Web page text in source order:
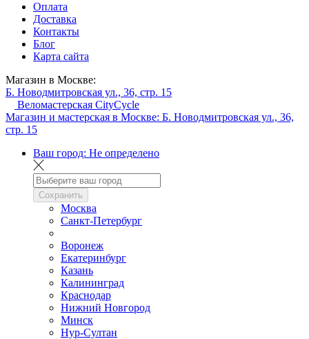
Оплата
Доставка
Контакты
Блог
Карта сайта
Магазин в Москве:
Б. Новодмитровская ул., 36, стр. 15
Веломастерская CityCycle
Магазин и мастерская в Москве: Б. Новодмитровская ул., 36,
стр. 15
Ваш город: Не определено
Сохранить
Москва
Санкт-Петербург
Воронеж
Екатеринбург
Казань
Калининград
Краснодар
Нижний Новгород
Минск
Нур-Султан